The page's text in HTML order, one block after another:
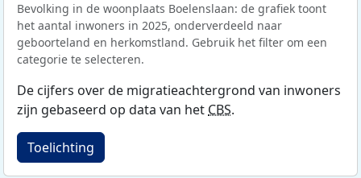
Bevolking in de woonplaats Boelenslaan: de grafiek toont
het aantal inwoners in 2025, onderverdeeld naar
geboorteland en herkomstland. Gebruik het filter om een
categorie te selecteren.
De cijfers over de migratieachtergrond van inwoners
zijn gebaseerd op data van het CBS.
Toelichting